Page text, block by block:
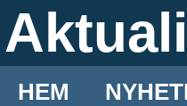
HEM